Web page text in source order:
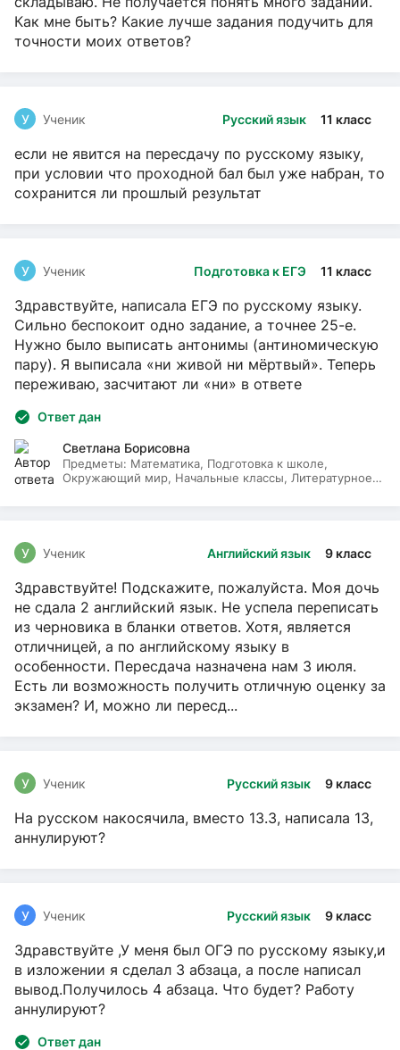
Как мне быть? Какие лучше задания подучить для
точности моих ответов?
Русский язык 11 класс
У Ученик
если не явится на пересдачу по русскому языку,
при условии что проходной бал был уже набран, то
сохранится ли прошлый результат
Подготовка к ЕГЭ 11 класс
У Ученик
Здравствуйте, написала ЕГЭ по русскому языку.
Сильно беспокоит одно задание, а точнее 25-е.
Нужно было выписать антонимы (антиномическую
пару). Я выписала «ни живой ни мёртвый». Теперь
переживаю, засчитают ли «ни» в ответе
Ответ дан
Светлана Борисовна
Предметы: Математика, Подготовка к школе,
Окружающий мир, Начальные классы, Литературное
Английский язык 9 класс
У Ученик
Здравствуйте! Подскажите, пожалуйста. Моя дочь
не сдала 2 английский язык. Не успела переписать
из черновика в бланки ответов. Хотя, является
отличницей, а по английскому языку в
особенности. Пересдача назначена нам 3 июля.
Есть ли возможность получить отличную оценку за
экзамен? И, можно ли пересд...
Русский язык 9 класс
У Ученик
На русском накосячила, вместо 13.3, написала 13,
аннулируют?
Русский язык 9 класс
У Ученик
Здравствуйте ,У меня был ОГЭ по русскому языку,и
в изложении я сделал 3 абзаца, а после написал
вывод.Получилось 4 абзаца. Что будет? Работу
аннулируют?
Ответ дан